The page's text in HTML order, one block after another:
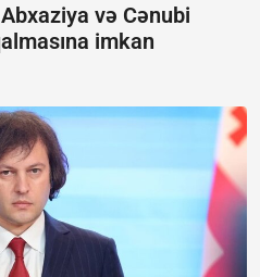
və Cənubi
imkan